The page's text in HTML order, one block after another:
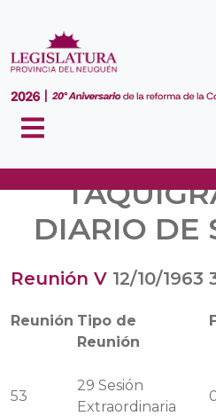
DIARIO DE
Reunión V 12/10/1963
Reunión Tipo de
Reunión
53
29 Sesión
Extraordinaria